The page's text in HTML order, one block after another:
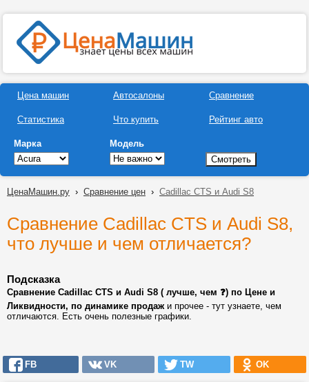
Цена машин
Статистика
Автосалоны
Что купить
Сравнение
Рейтинг авто
Марка Модель
ЦенаМашин.ру › Сравнение цен › Cadillac CTS и Audi S8
Сравнение Cadillac CTS и Audi S8,
что лучше и чем отличается?
Подсказка
Сравнение Cadillac CTS и Audi S8 ( лучше, чем ❓) по Цене и
Ликвидности, по динамике продажи прочее - тут узнаете, чем
отличаются. Есть очень полезные графики.
FB VK TW OK